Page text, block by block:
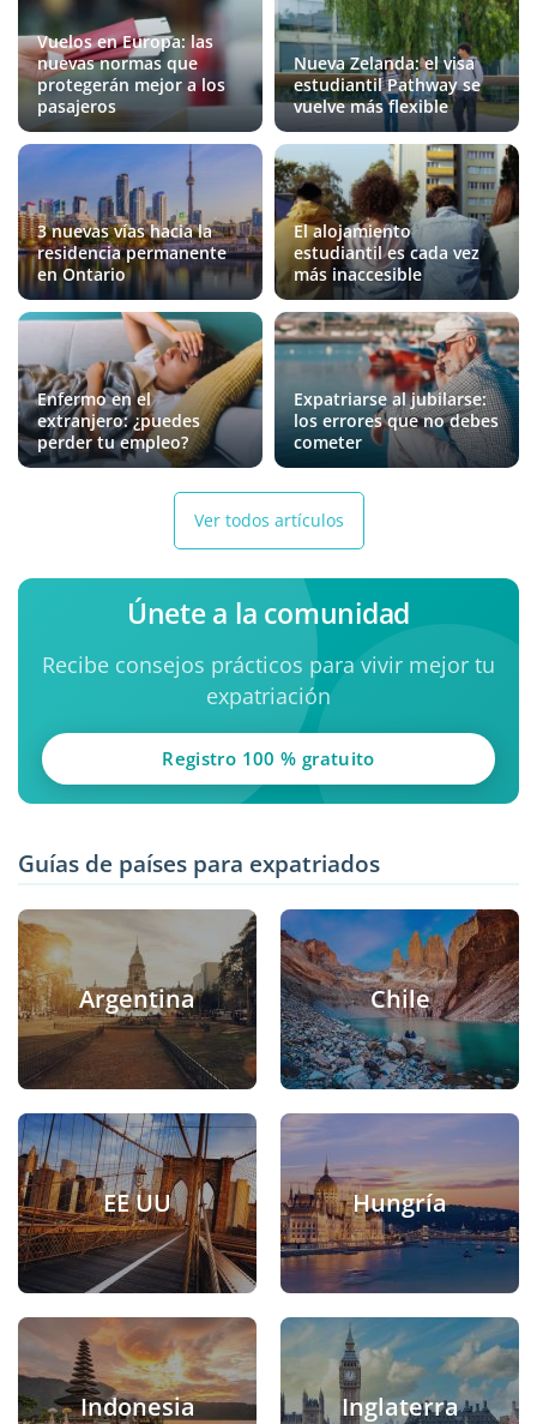
Vuelos en Europa: las
nuevas normas que
protegerán mejor a los
pasajeros
Nueva Zelanda: el visa
estudiantil Pathway se
vuelve más flexible
3 nuevas vías hacia la
residencia permanente
en Ontario
El alojamiento
estudiantil es cada vez
más inaccesible
Enfermo en el
extranjero: ¿puedes
perder tu empleo?
Expatriarse al jubilarse:
los errores que no debes
cometer
Ver todos artículos
Únete a la comunidad
Recibe consejos prácticos para vivir mejor tu
expatriación
Registro 100 % gratuito
Guías de países para expatriados
Argentina Chile
EE UU Hungría
Indonesia Inglaterra